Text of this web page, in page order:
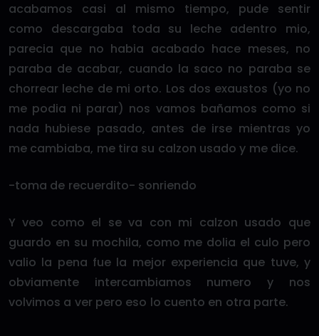
acabamos casi al mismo tiempo, pude sentir
como descargaba toda su leche adentro mio,
parecia que no habia acabado hace meses, no
paraba de acabar, cuando la saco no paraba se
chorrear leche de mi orto. Los dos exaustos (yo no
me podia ni parar) nos vamos bañamos como si
nada hubiese pasado, antes de irse mientras yo
me cambiaba, me tira su calzon usado y me dice.
-toma de recuerdito- sonriendo
Y veo como el se va con mi calzon usado que
guardo en su mochila, como me dolia el culo pero
valio la pena fue la mejor experiencia que tuve, y
obviamente intercambiamos numero y nos
volvimos a ver pero eso lo cuento en otra parte.